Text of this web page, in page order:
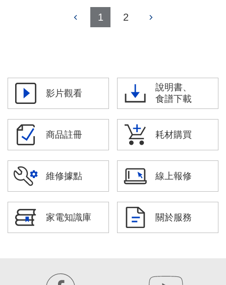
1 2
影片觀看
說明書、
食譜下載
商品註冊 耗材購買
維修據點 線上報修
家電知識庫 關於服務